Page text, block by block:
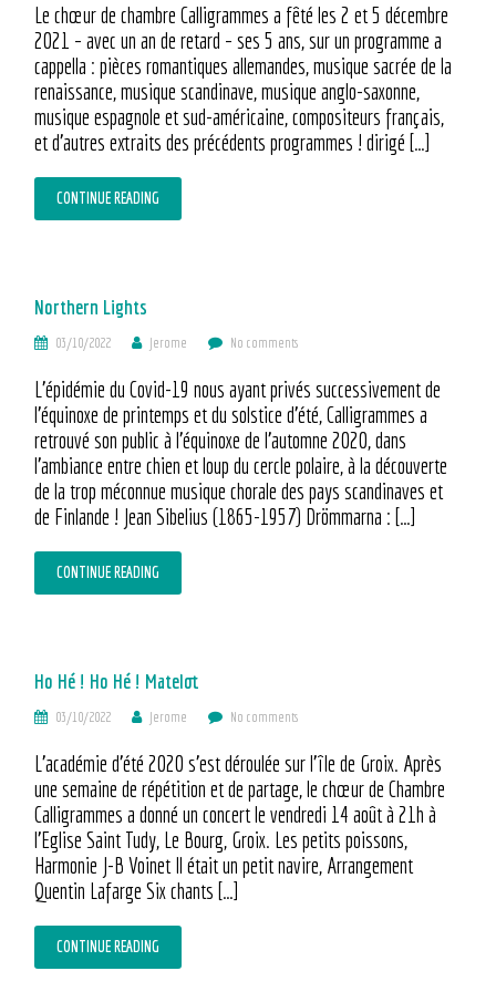
Le chœur de chambre Calligrammes a fêté les 2 et 5 décembre
2021 – avec un an de retard – ses 5 ans, sur un programme a
cappella : pièces romantiques allemandes, musique sacrée de la
renaissance, musique scandinave, musique anglo-saxonne,
musique espagnole et sud-américaine, compositeurs français,
et d’autres extraits des précédents programmes ! dirigé […]
CONTINUE READING
Northern Lights
03/10/2022 Jerome No comments
L’épidémie du Covid-19 nous ayant privés successivement de
l’équinoxe de printemps et du solstice d’été, Calligrammes a
retrouvé son public à l’équinoxe de l’automne 2020, dans
l’ambiance entre chien et loup du cercle polaire, à la découverte
de la trop méconnue musique chorale des pays scandinaves et
de Finlande ! Jean Sibelius (1865-1957) Drömmarna : […]
CONTINUE READING
Ho Hé ! Ho Hé ! Matelot
03/10/2022 Jerome No comments
L’académie d’été 2020 s’est déroulée sur l’île de Groix. Après
une semaine de répétition et de partage, le chœur de Chambre
Calligrammes a donné un concert le vendredi 14 août à 21h à
l’Eglise Saint Tudy, Le Bourg, Groix. Les petits poissons,
Harmonie J-B Voinet Il était un petit navire, Arrangement
Quentin Lafarge Six chants […]
CONTINUE READING